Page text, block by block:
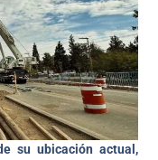
su ubicación actual,